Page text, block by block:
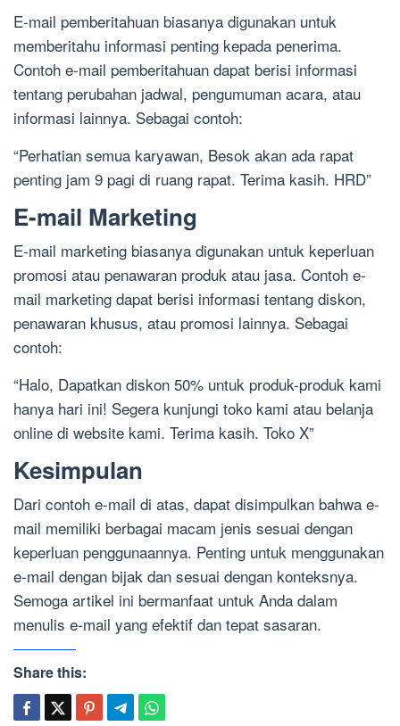
E-mail pemberitahuan biasanya digunakan untuk
memberitahu informasi penting kepada penerima.
Contoh e-mail pemberitahuan dapat berisi informasi
tentang perubahan jadwal, pengumuman acara, atau
informasi lainnya. Sebagai contoh:
“Perhatian semua karyawan, Besok akan ada rapat
penting jam 9 pagi di ruang rapat. Terima kasih. HRD”
E-mail Marketing
E-mail marketing biasanya digunakan untuk keperluan
promosi atau penawaran produk atau jasa. Contoh e-
mail marketing dapat berisi informasi tentang diskon,
penawaran khusus, atau promosi lainnya. Sebagai
contoh:
“Halo, Dapatkan diskon 50% untuk produk-produk kami
hanya hari ini! Segera kunjungi toko kami atau belanja
online di website kami. Terima kasih. Toko X”
Kesimpulan
Dari contoh e-mail di atas, dapat disimpulkan bahwa e-
mail memiliki berbagai macam jenis sesuai dengan
keperluan penggunaannya. Penting untuk menggunakan
e-mail dengan bijak dan sesuai dengan konteksnya.
Semoga artikel ini bermanfaat untuk Anda dalam
menulis e-mail yang efektif dan tepat sasaran.
Share this: